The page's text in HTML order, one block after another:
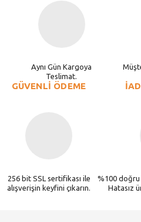
Aynı Gün Kargoya
Teslimat.
GÜVENLİ ÖDEME
256 bit SSL sertifikası ile
alışverişin keyfini çıkarın.
%100 doğru
Hatasız